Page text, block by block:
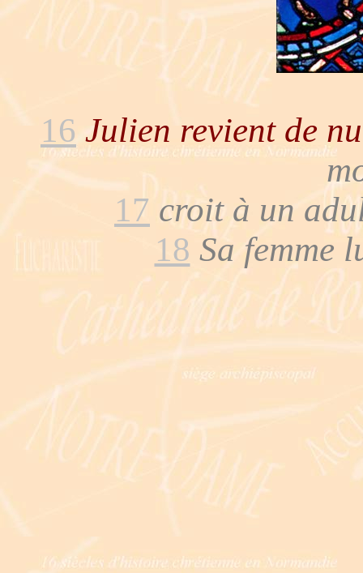
16 Julien revient de
17 croit à un
18 Sa femme